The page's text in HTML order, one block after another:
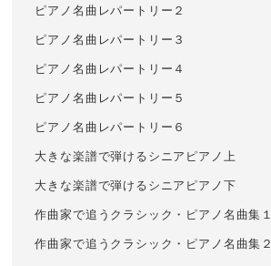
ピアノ名曲レパートリー２
ピアノ名曲レパートリー３
ピアノ名曲レパートリー４
ピアノ名曲レパートリー５
ピアノ名曲レパートリー６
大きな楽譜で弾けるシニアピアノ上
大きな楽譜で弾けるシニアピアノ下
作曲家で追うクラシック・ピアノ名曲集１
作曲家で追うクラシック・ピアノ名曲集２